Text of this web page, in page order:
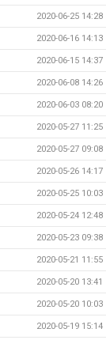
2020-06-25 14:28
2020-06-16 14:13
2020-06-15 14:37
2020-06-08 14:26
2020-06-03 08:20
2020-05-27 11:25
2020-05-27 09:08
2020-05-26 14:17
2020-05-25 10:03
2020-05-24 12:48
2020-05-23 09:38
2020-05-21 11:55
2020-05-20 13:41
2020-05-20 10:03
2020-05-19 15:14